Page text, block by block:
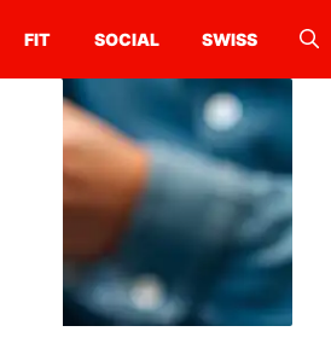
FIT SOCIAL SWISS